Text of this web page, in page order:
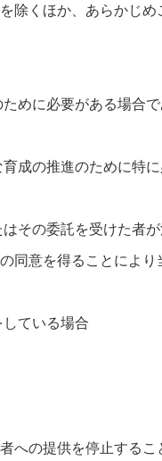
除くほか、あらかじ
めに必要がある場合
成の推進のために特
その委託を受けた者
同意を得ることによ
している場合
への提供を停止するこ